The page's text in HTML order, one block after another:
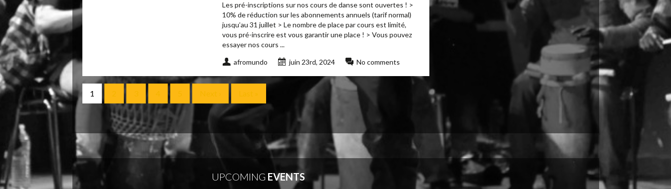
Les pré-inscriptions sur nos cours de danse sont ouvertes ! >
10% de réduction sur les abonnements annuels (tarif normal)
jusqu’au 31 juillet > Le nombre de place par cours est limité,
vous pré-inscrire est vous garantir une place ! > Vous pouvez
essayer nos cours ...
afromundo juin 23rd, 2024 No comments
1
UPCOMING EVENTS